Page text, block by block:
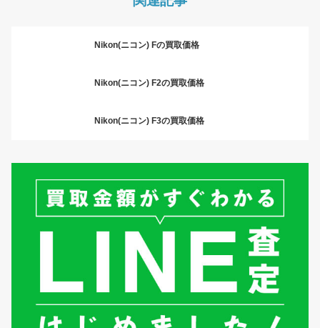
Nikon(ニコン) Fの買取価格
Nikon(ニコン) F2の買取価格
Nikon(ニコン) F3の買取価格